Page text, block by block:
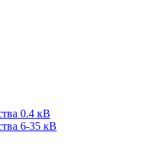
0.4 кВ
6-35 кВ